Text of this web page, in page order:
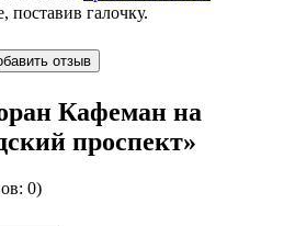
поставив галочку.
отзыв
Кафеман на
проспект»
0)